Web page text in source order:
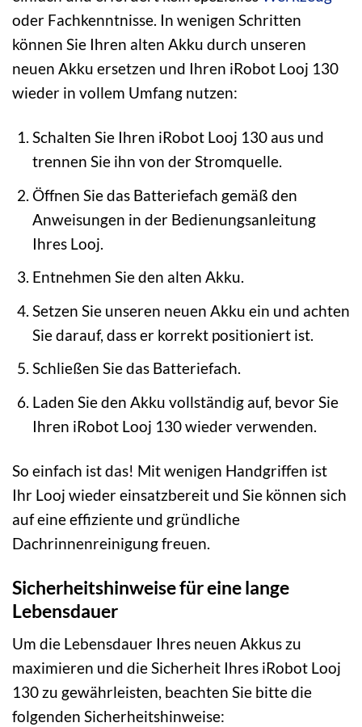
oder Fachkenntnisse. In wenigen Schritten
können Sie Ihren alten Akku durch unseren
neuen Akku ersetzen und Ihren iRobot Looj 130
wieder in vollem Umfang nutzen:
Schalten Sie Ihren iRobot Looj 130 aus und
trennen Sie ihn von der Stromquelle.
Öffnen Sie das Batteriefach gemäß den
Anweisungen in der Bedienungsanleitung
Ihres Looj.
Entnehmen Sie den alten Akku.
Setzen Sie unseren neuen Akku ein und achten
Sie darauf, dass er korrekt positioniert ist.
Schließen Sie das Batteriefach.
Laden Sie den Akku vollständig auf, bevor Sie
Ihren iRobot Looj 130 wieder verwenden.
So einfach ist das! Mit wenigen Handgriffen ist
Ihr Looj wieder einsatzbereit und Sie können sich
auf eine effiziente und gründliche
Dachrinnenreinigung freuen.
Sicherheitshinweise für eine lange
Lebensdauer
Um die Lebensdauer Ihres neuen Akkus zu
maximieren und die Sicherheit Ihres iRobot Looj
130 zu gewährleisten, beachten Sie bitte die
folgenden Sicherheitshinweise: